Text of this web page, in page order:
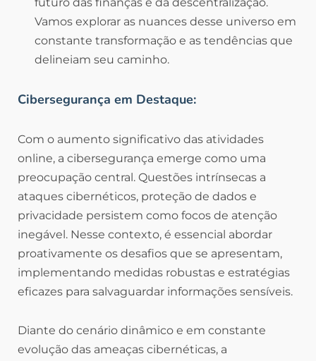
futuro das finanças e da descentralização.
Vamos explorar as nuances desse universo em
constante transformação e as tendências que
delineiam seu caminho.
Cibersegurança em Destaque:
Com o aumento significativo das atividades
online, a cibersegurança emerge como uma
preocupação central. Questões intrínsecas a
ataques cibernéticos, proteção de dados e
privacidade persistem como focos de atenção
inegável. Nesse contexto, é essencial abordar
proativamente os desafios que se apresentam,
implementando medidas robustas e estratégias
eficazes para salvaguardar informações sensíveis.
Diante do cenário dinâmico e em constante
evolução das ameaças cibernéticas, a